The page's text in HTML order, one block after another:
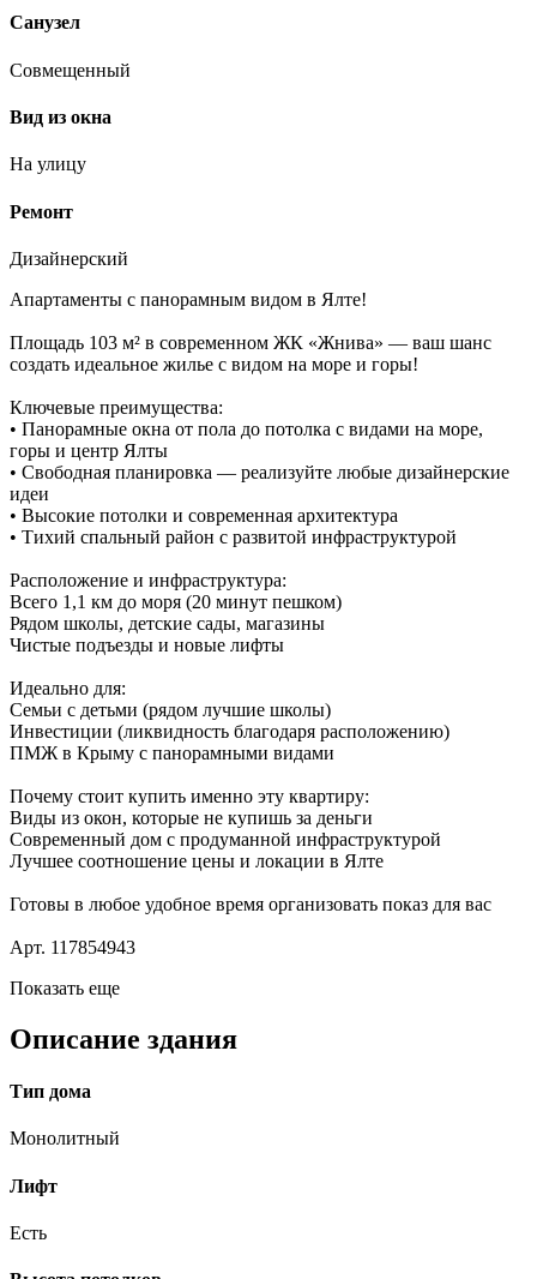
Санузел
Совмещенный
Вид из окна
На улицу
Ремонт
Дизайнерский
Апартаменты с панорамным видом в Ялте!
Площадь 103 м² в современном ЖК «Жнива» — ваш шанс
создать идеальное жилье с видом на море и горы!
Ключевые преимущества:
• Панорамные окна от пола до потолка с видами на море,
горы и центр Ялты
• Свободная планировка — реализуйте любые дизайнерские
идеи
• Высокие потолки и современная архитектура
• Тихий спальный район с развитой инфраструктурой
Расположение и инфраструктура:
Всего 1,1 км до моря (20 минут пешком)
Рядом школы, детские сады, магазины
Чистые подъезды и новые лифты
Идеально для:
Семьи с детьми (рядом лучшие школы)
Инвестиции (ликвидность благодаря расположению)
ПМЖ в Крыму с панорамными видами
Почему стоит купить именно эту квартиру:
Виды из окон, которые не купишь за деньги
Современный дом с продуманной инфраструктурой
Лучшее соотношение цены и локации в Ялте
Готовы в любое удобное время организовать показ для вас
Арт. 117854943
Показать еще
Описание здания
Тип дома
Монолитный
Лифт
Есть